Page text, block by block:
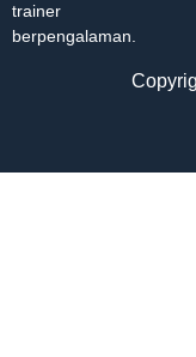
trainer
berpengalaman.